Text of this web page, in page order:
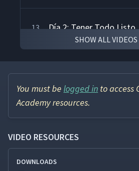
13 Día 2: Tener Todo Listo
Día 2: Resumen del
15 Día 3: Cronograma de
Capacitación
16 Día 3: Práctica de
Instrucción
SHOW ALL VIDEOS
You must be logged in to access
Academy resources.
VIDEO RESOURCES
DOWNLOADS